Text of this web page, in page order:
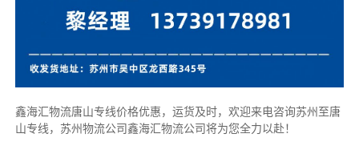
鑫海汇物流唐山专线价格优惠，运货及时，欢迎来电咨询苏州至唐
山专线，苏州物流公司鑫海汇物流公司将为您全力以赴！